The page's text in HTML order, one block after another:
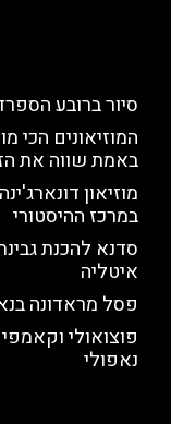
סיור ברובע
המוזיאונים הכי
באמת שווה את
מוזיאון
במרכז ההיסטורי
סדנא להכנת
איטליה
פסל מראדונה
פוצואולי
נאפולי